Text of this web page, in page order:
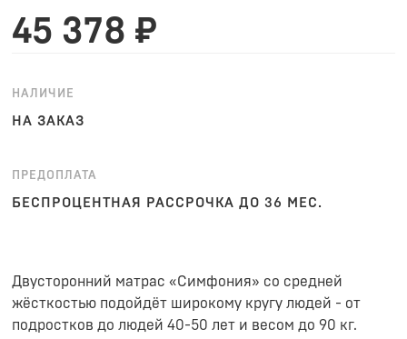
45 378 ₽
НАЛИЧИЕ
НА ЗАКАЗ
ПРЕДОПЛАТА
БЕСПРОЦЕНТНАЯ РАССРОЧКА ДО 36 МЕС.
Двусторонний матрас «Симфония» со средней
жёсткостью подойдёт широкому кругу людей - от
подростков до людей 40-50 лет и весом до 90 кг.